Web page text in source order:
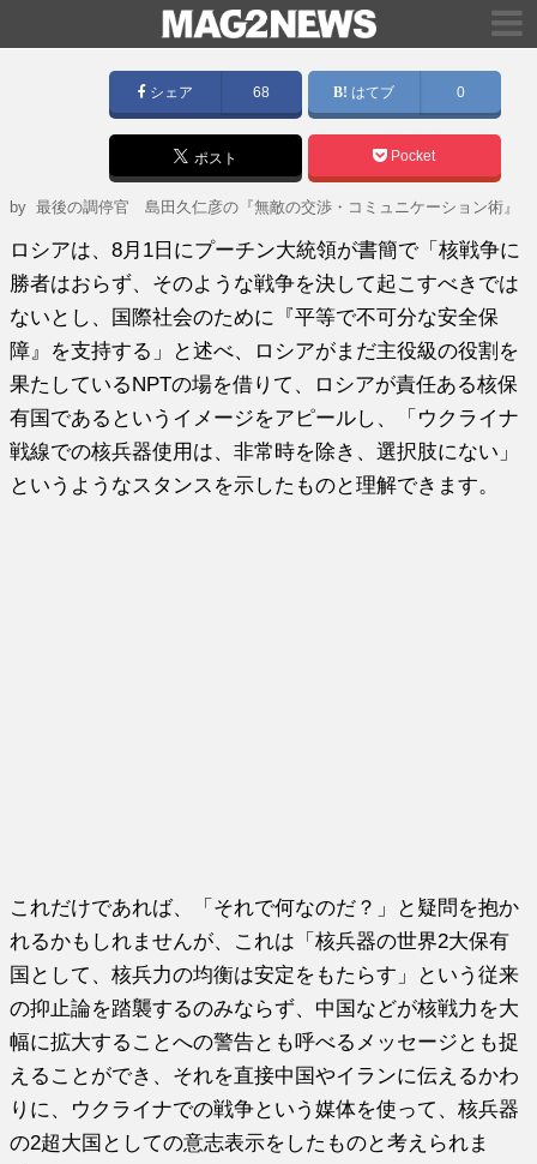
シェア 68 はてブ 0
ポスト Pocket
by最後の調停官 島田久仁彦の『無敵の交渉・コミュニケーション術』
ロシアは、8月1日にプーチン大統領が書簡で「核戦争に
勝者はおらず、そのような戦争を決して起こすべきでは
ないとし、国際社会のために『平等で不可分な安全保
障』を支持する」と述べ、ロシアがまだ主役級の役割を
果たしているNPTの場を借りて、ロシアが責任ある核保
有国であるというイメージをアピールし、「ウクライナ
戦線での核兵器使用は、非常時を除き、選択肢にない」
というようなスタンスを示したものと理解できます。
これだけであれば、「それで何なのだ？」と疑問を抱か
れるかもしれませんが、これは「核兵器の世界2大保有
国として、核兵力の均衡は安定をもたらす」という従来
の抑止論を踏襲するのみならず、中国などが核戦力を大
幅に拡大することへの警告とも呼べるメッセージとも捉
えることができ、それを直接中国やイランに伝えるかわ
りに、ウクライナでの戦争という媒体を使って、核兵器
の2超大国としての意志表示をしたものと考えられま